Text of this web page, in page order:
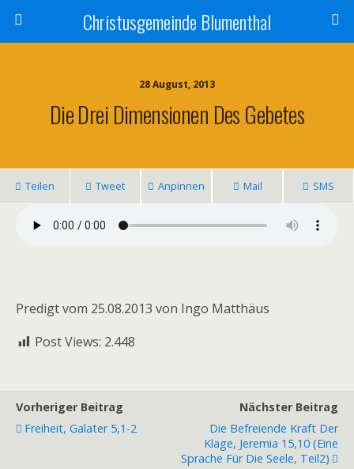
Christusgemeinde Blumenthal
28 August, 2013
Die Drei Dimensionen Des Gebetes
Teilen Tweet Anpinnen Mail SMS
Predigt vom 25.08.2013 von Ingo Matthäus
Post Views: 2.448
Vorheriger Beitrag
Freiheit, Galater 5,1-2
Nächster Beitrag
Die Befreiende Kraft Der
Klage, Jeremia 15,10 (Eine
Sprache Für Die Seele, Teil2)